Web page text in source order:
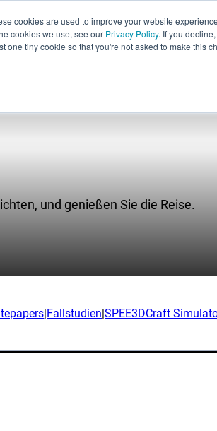
cookies are used to improve your website
cookies we use, see our Privacy Policy. If you
one tiny cookie so that you're not asked to make this
In
Messen und
und genießen Sie die Reise.
|Fallstudien|SPEE3DCraft